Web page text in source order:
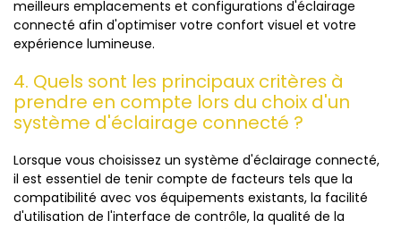
meilleurs emplacements et configurations d'éclairage
connecté afin d'optimiser votre confort visuel et votre
expérience lumineuse.
4. Quels sont les principaux critères à
prendre en compte lors du choix d'un
système d'éclairage connecté ?
Lorsque vous choisissez un système d'éclairage connecté,
il est essentiel de tenir compte de facteurs tels que la
compatibilité avec vos équipements existants, la facilité
d'utilisation de l'interface de contrôle, la qualité de la